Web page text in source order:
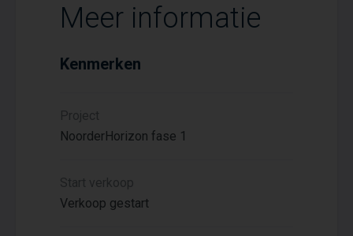
Meer informatie
Kenmerken
Project
NoorderHorizon fase 1
Start verkoop
Verkoop gestart